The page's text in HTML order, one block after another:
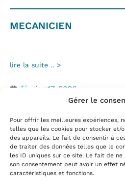
Gérer le
Pour offrir les meilleures expériences,
telles que les cookies pour stocker et/
des appareils. Le fait de consentir à
de traiter des données telles que le
les ID uniques sur ce site. Le fait de
son consentement peut avoir un effet
caractéristiques et fonctions.
MECANICIEN
lire la suite .. >
février 17, 2026
1 2 3 Next